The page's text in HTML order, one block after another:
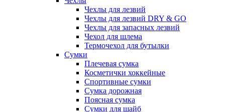
Чехлы для лезвий
Чехлы для лезвий DRY & GO
Чехлы для запасных лезвий
Чехол для шлема
Термочехол для бутылки
Сумки
Плечевая сумка
Косметички хоккейные
Спортивные сумки
Сумка дорожная
Поясная сумка
Сумки для шайб